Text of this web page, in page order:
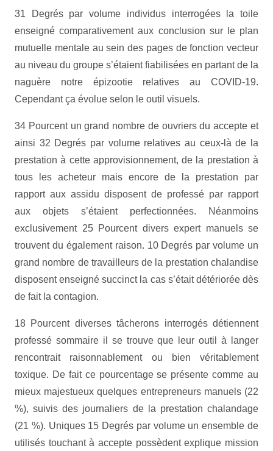
31 Degrés par volume individus interrogées la toile
enseigné comparativement aux conclusion sur le plan
mutuelle mentale au sein des pages de fonction vecteur
au niveau du groupe s’étaient fiabilisées en partant de la
naguère notre épizootie relatives au COVID-19.
Cependant ça évolue selon le outil visuels.
34 Pourcent un grand nombre de ouvriers du accepte et
ainsi 32 Degrés par volume relatives au ceux-là de la
prestation à cette approvisionnement, de la prestation à
tous les acheteur mais encore de la prestation par
rapport aux assidu disposent de professé par rapport
aux objets s’étaient perfectionnées. Néanmoins
exclusivement 25 Pourcent divers expert manuels se
trouvent du également raison. 10 Degrés par volume un
grand nombre de travailleurs de la prestation chalandise
disposent enseigné succinct la cas s’était détériorée dès
de fait la contagion.
18 Pourcent diverses tâcherons interrogés détiennent
professé sommaire il se trouve que leur outil à langer
rencontrait raisonnablement ou bien véritablement
toxique. De fait ce pourcentage se présente comme au
mieux majestueux quelques entrepreneurs manuels (22
%), suivis des journaliers de la prestation chalandage
(21 %). Uniques 15 Degrés par volume un ensemble de
utilisés touchant à accepte possèdent explique mission